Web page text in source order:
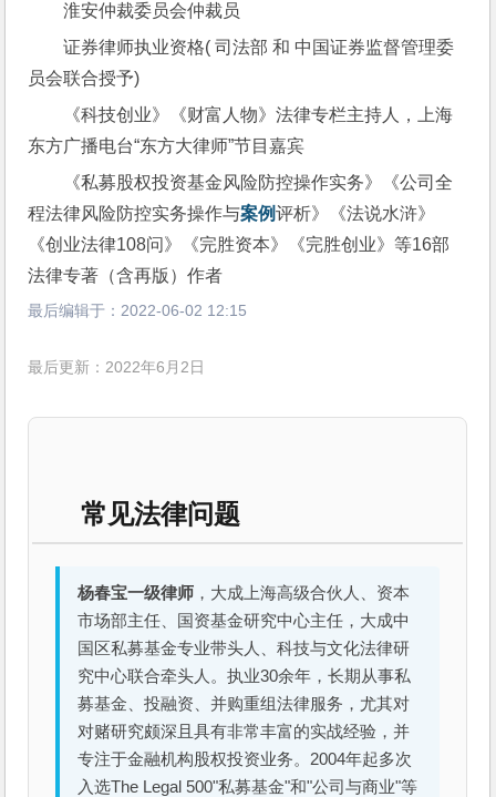
淮安仲裁委员会仲裁员
证券律师执业资格( 司法部 和 中国证券监督管理委
员会联合授予)
《科技创业》《财富人物》法律专栏主持人，上海
东方广播电台“东方大律师”节目嘉宾
《私募股权投资基金风险防控操作实务》《公司全
程法律风险防控实务操作与案例评析》《法说水浒》
《创业法律108问》《完胜资本》《完胜创业》等16部
法律专著（含再版）作者
最后编辑于： 2022-06-02 12:15
最后更新：2022年6月2日
常见法律问题
杨春宝一级律师 ，大成上海高级合伙人、资本
市场部主任、国资基金研究中心主任，大成中
国区私募基金专业带头人、科技与文化法律研
究中心联合牵头人。执业30余年，长期从事私
募基金、投融资、并购重组法律服务，尤其对
对赌研究颇深且具有非常丰富的实战经验，并
专注于金融机构股权投资业务。2004年起多次
入选The Legal 500"私募基金"和"公司与商业"等